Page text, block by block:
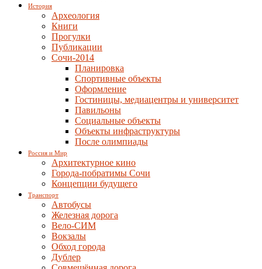
История
Археология
Книги
Прогулки
Публикации
Сочи-2014
Планировка
Спортивные объекты
Оформление
Гостиницы, медиацентры и университет
Павильоны
Социальные объекты
Объекты инфраструктуры
После олимпиады
Россия и Мир
Архитектурное кино
Города-побратимы Сочи
Концепции будущего
Транспорт
Автобусы
Железная дорога
Вело-СИМ
Вокзалы
Обход города
Дублер